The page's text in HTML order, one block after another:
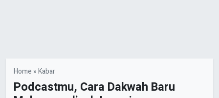
Home »Kabar
Podcastmu, Cara Dakwah Baru